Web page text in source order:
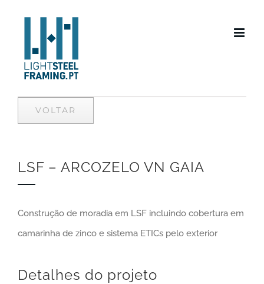
VOLTAR
LSF – ARCOZELO VN GAIA
Construção de moradia em LSF incluindo cobertura em
camarinha de zinco e sistema ETICs pelo exterior
Detalhes do projeto